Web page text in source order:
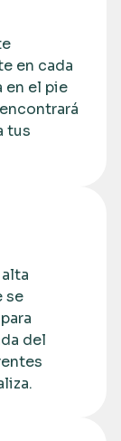
en cada
en el pie
tus
se
del